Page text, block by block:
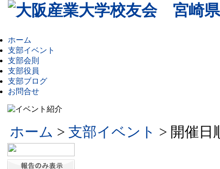
ホーム
支部イベント
支部会則
支部役員
支部ブログ
お問合せ
ホーム > 支部イベント > 開催日